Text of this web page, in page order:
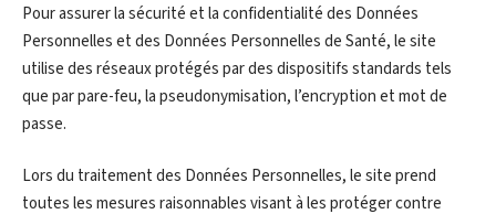
Pour assurer la sécurité et la confidentialité des Données
Personnelles et des Données Personnelles de Santé, le site
utilise des réseaux protégés par des dispositifs standards tels
que par pare-feu, la pseudonymisation, l’encryption et mot de
passe.
Lors du traitement des Données Personnelles, le site prend
toutes les mesures raisonnables visant à les protéger contre